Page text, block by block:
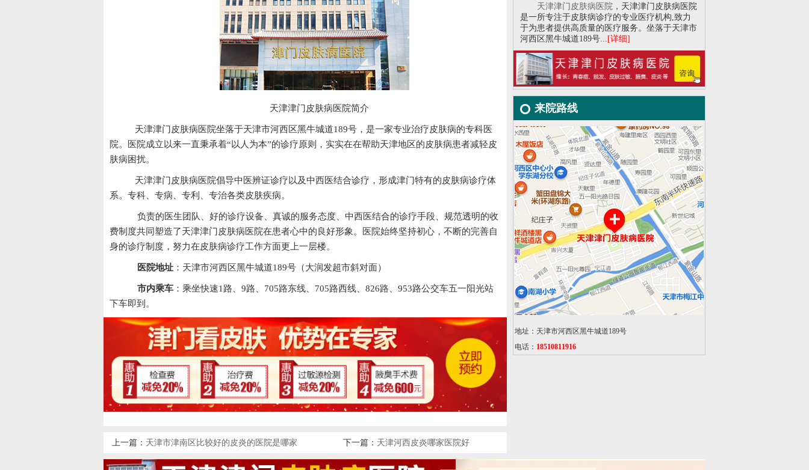
天津津门皮肤病医院简介
天津津门皮肤病医院坐落于天津市河西区黑牛城道189号，是一家专业治疗皮肤病的专科医
院。医院成立以来一直秉承着“以人为本”的诊疗原则，实实在在帮助天津地区的皮肤病患者减轻皮
肤病困扰。
天津津门皮肤病医院倡导中医辨证诊疗以及中西医结合诊疗，形成津门特有的皮肤病诊疗体
系。专科、专病、专利、专治各类皮肤疾病。
负责的医生团队、好的诊疗设备、真诚的服务态度、中西医结合的诊疗手段、规范透明的收
费制度共同塑造了天津津门皮肤病医院在患者心中的良好形象。医院始终坚持初心，不断的完善自
身的诊疗制度，努力在皮肤病诊疗工作方面更上一层楼。
医院地址 ：天津市河西区黑牛城道189号（大润发超市斜对面）
市内乘车 ：乘坐快速1路、9路、705路东线、705路西线、826路、953路公交车五一阳光站
下车即到。
上一篇： 天津市津南区比较好的皮炎的医院是哪家 下一篇： 天津河西皮炎哪家医院好
天津津门皮肤病医院，天津津门皮肤病医院
是一所专注于皮肤病诊疗的专业医疗机构,致力
于为患者提供高质量的医疗服务。坐落于天津市
河西区黑牛城道189号... [详细]
来院路线
地址：天津市河西区黑牛城道189号
电话： 18510811916